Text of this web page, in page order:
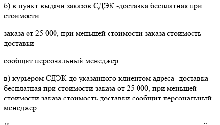
б) в пункт выдачи заказов СДЭК -доставка бесплатная при
стоимости
заказа от 25 000, при меньшей стоимости заказа стоимость
доставки
сообщит персональный менеджер.
в) курьером СДЭК до указанного клиентом адреса -доставка
бесплатная при стоимости заказа от 25 000, при меньшей
стоимости заказа стоимость доставки сообщит персональный
менеджер.